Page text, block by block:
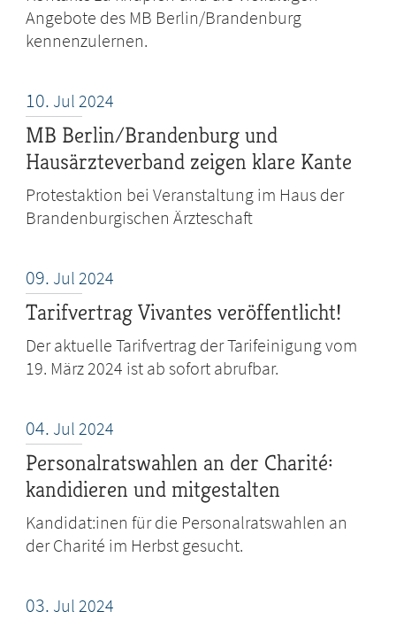
Angebote des MB Berlin/Brandenburg
kennenzulernen.
10. Jul 2024
MB Berlin/Brandenburg und
Hausärzteverband zeigen klare Kante
Protestaktion bei Veranstaltung im Haus der
Brandenburgischen Ärzteschaft
09. Jul 2024
Tarifvertrag Vivantes veröffentlicht!
Der aktuelle Tarifvertrag der Tarifeinigung vom
19. März 2024 ist ab sofort abrufbar.
04. Jul 2024
Personalratswahlen an der Charité:
kandidieren und mitgestalten
Kandidat:inen für die Personalratswahlen an
der Charité im Herbst gesucht.
03. Jul 2024